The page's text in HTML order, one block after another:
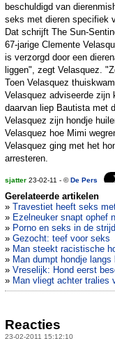
beschuldigd van
seks met dieren specifiek
Dat schrijft The Sun-
67-jarige Clemente
is verzorgd door een
liggen", zegt Velasquez.
Toen Velasquez
Velasquez adviseerde zijn
daarvan liep Bautista met
Velasquez zijn hondje
Velasquez hoe Mimi
Velasquez ging met het
arresteren.
sjatter 23-02-11 - ©De Pers
Gerelateerde artikelen
» Travestiet heeft seks
» Ezelneuker snapt ophef
» Porno en seks in de
» Gezocht: teef voor seks
» Man steekt racistische
» Man dumpt hondje
» Vreselijk: Hond eerst
» Man vliegt achter tralies
Reacties
23-02-2011 15:12:10